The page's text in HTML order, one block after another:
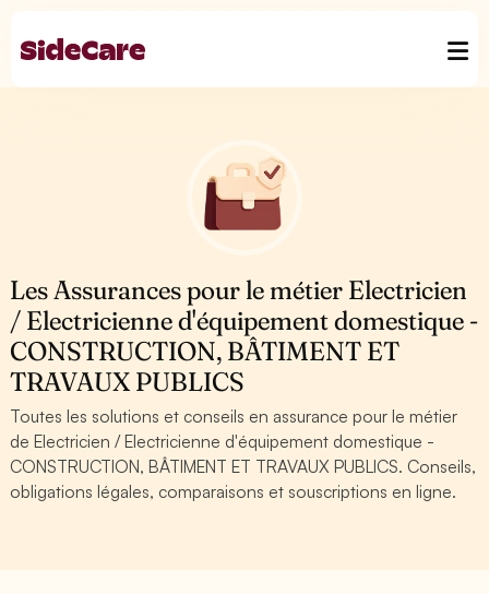
Les Assurances pour le métier Electricien
/ Electricienne d'équipement domestique -
CONSTRUCTION, BÂTIMENT ET
TRAVAUX PUBLICS
Toutes les solutions et conseils en assurance pour le métier
de Electricien / Electricienne d'équipement domestique -
CONSTRUCTION, BÂTIMENT ET TRAVAUX PUBLICS. Conseils,
obligations légales, comparaisons et souscriptions en ligne.